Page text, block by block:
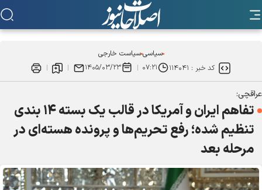
سیاسیسیاست خارجی
کد خبر : ۱۱۴۰۴۱ ۰۷:۲۱ ۱۴۰۵/۰۳/۲۳
عراقچی:
تفاهم ایران و آمریکا در قالب یک بسته ۱۴ بندی
تنظیم شده؛ رفع تحریم‌ها و پرونده هسته‌ای در
مرحله بعد